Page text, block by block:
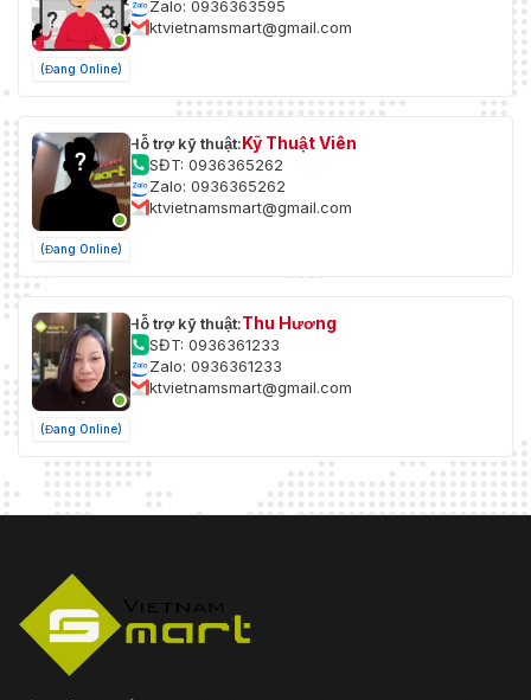
(Đang Online)
Zalo: 0936363595
ktvietnamsmart@gmail.com
(Đang Online)
Hỗ trợ kỹ thuật:Kỹ Thuật Viên
SĐT: 0936365262
Zalo: 0936365262
ktvietnamsmart@gmail.com
(Đang Online)
Hỗ trợ kỹ thuật:Thu Hương
SĐT: 0936361233
Zalo: 0936361233
ktvietnamsmart@gmail.com